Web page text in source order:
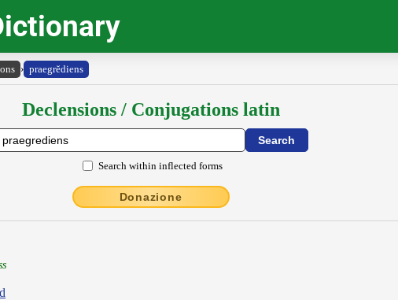
› praegrĕdiens
Declensions / Conjugations latin
Search within inflected forms
Donazione